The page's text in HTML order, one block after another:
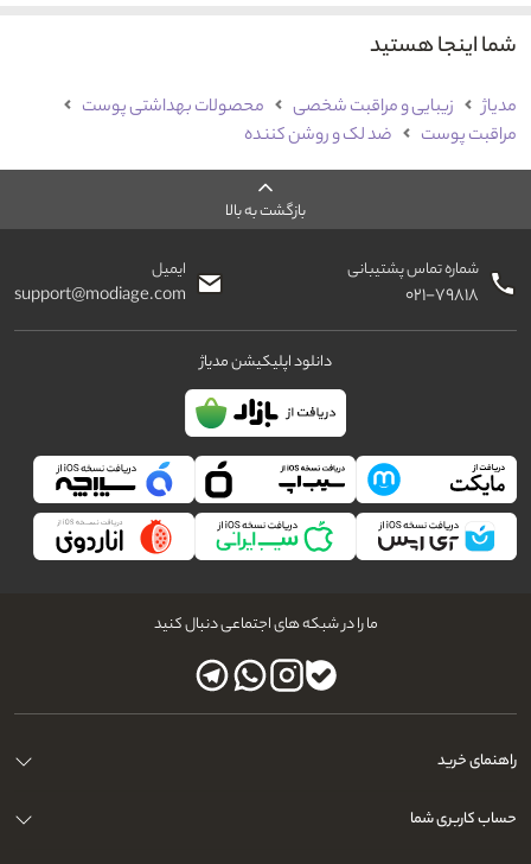
شما اینجا هستید
مدیاژ زیبایی و مراقبت شخصی
محصولات بهداشتی پوست
مراقبت پوست
ضد لک و روشن کننده
بازگشت به بالا
شماره تماس پشتیبانی
۰۲۱-۷۹۸۱۸
ایمیل
support@modiage.com
دانلود اپلیکیشن مدیاژ
ما را در شبکه های اجتماعی دنبال کنید
راهنمای خرید
حساب کاربری شما